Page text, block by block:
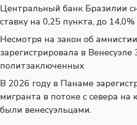
Центральный банк Бразилии
ставку на 0,25 пункта, до
Несмотря на закон об
зарегистрировала в Венесуэле
политзаключенных
В 2026 году в Панаме
мигранта в потоке с севера на
были венесуэльцами.